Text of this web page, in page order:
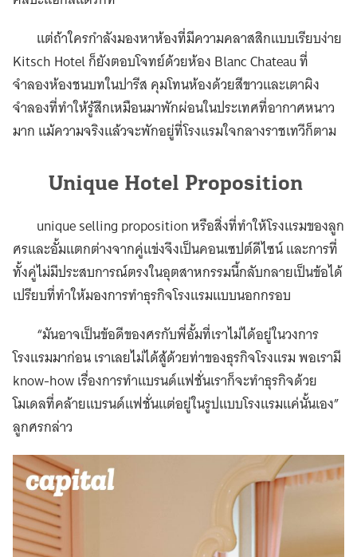
แต่ถ้าใครกำลังมองหาห้องที่มีความคลาสสิกแบบเรียบง่าย
Kitsch Hotel ก็ยังตอบโจทย์ด้วยห้อง Blanc Chateau ที่
จำลองห้องชนบทในปารีส คุมโทนห้องด้วยสีขาวและเตาผิง
จำลองที่ทำให้รู้สึกเหมือนมาพักผ่อนในประเทศที่อากาศหนาว
มาก แม้ความจริงแล้วจะพักอยู่ที่โรงแรมใจกลางราชเทวีก็ตาม
Unique Hotel Proposition
unique selling proposition หรือสิ่งที่ทำให้โรงแรมของลูก
ศรและอั้มแตกต่างจากคู่แข่งจึงเป็นคอนเซปต์ดีไซน์ และการที่
ทั้งคู่ไม่มีประสบการณ์ตรงในอุตสาหกรรมนี้กลับกลายเป็นข้อได้
เปรียบที่ทำให้มองการทำธุรกิจโรงแรมแบบนอกกรอบ
“มันอาจเป็นข้อดีของศรกับพี่อั้มที่เราไม่ได้อยู่ในวงการ
โรงแรมมาก่อน เราเลยไม่ได้สู้ด้วยท่าของธุรกิจโรงแรม พอเรามี
know-how เรื่องการทำแบรนด์แฟชั่นเราก็จะทำธุรกิจด้วย
โมเดลที่คล้ายแบรนด์แฟชั่นแต่อยู่ในรูปแบบโรงแรมแค่นั้นเอง”
ลูกศรกล่าว